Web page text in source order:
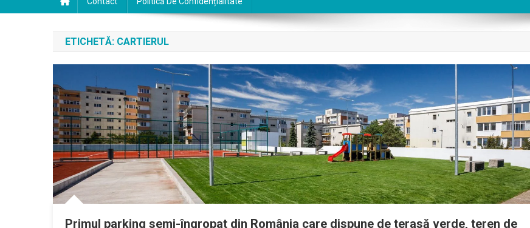
ETICHETĂ: CARTIERUL
Primul parking semi-îngropat din România care dispune de terasă verde, teren de